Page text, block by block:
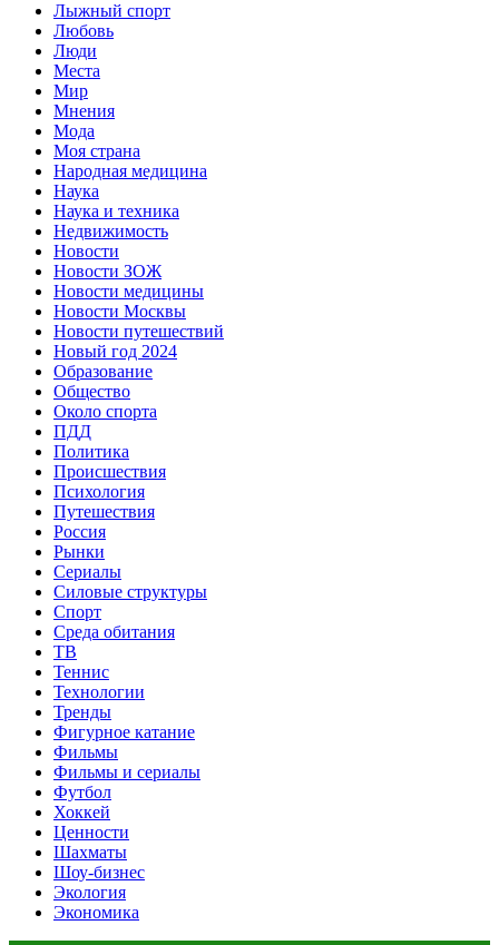
Лыжный спорт
Любовь
Люди
Места
Мир
Мнения
Мода
Моя страна
Народная медицина
Наука
Наука и техника
Недвижимость
Новости
Новости ЗОЖ
Новости медицины
Новости Москвы
Новости путешествий
Новый год 2024
Образование
Общество
Около спорта
ПДД
Политика
Происшествия
Психология
Путешествия
Россия
Рынки
Сериалы
Силовые структуры
Спорт
Среда обитания
ТВ
Теннис
Технологии
Тренды
Фигурное катание
Фильмы
Фильмы и сериалы
Футбол
Хоккей
Ценности
Шахматы
Шоу-бизнес
Экология
Экономика